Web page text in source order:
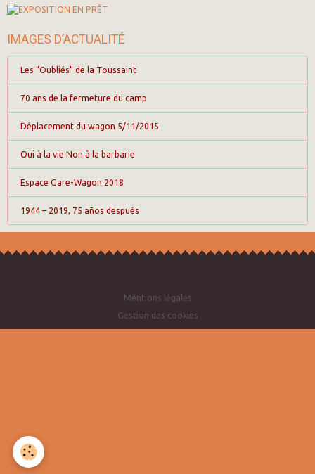
IMAGES D’ACTUALITÉ
Les "Oubliés" de la Toussaint
70 ans de la fermeture du camp
Déplacement du wagon 5/11/2015
Oui à la vie Non à la barbarie
Espace Gare-Wagon 2018
1944 – 2019, 75 años después
Mentions légales
Gestion des cookies